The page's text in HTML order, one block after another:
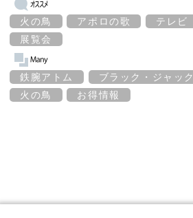
火の鳥 アポロの歌 テレビ
展覧会
鉄腕アトム ブラック・ジャック
火の鳥
お得情報